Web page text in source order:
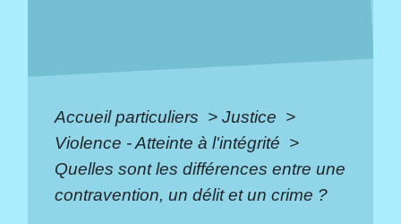
Accueil particuliers > Justice >
Violence - Atteinte à l'intégrité >
Quelles sont les différences entre une
contravention, un délit et un crime ?